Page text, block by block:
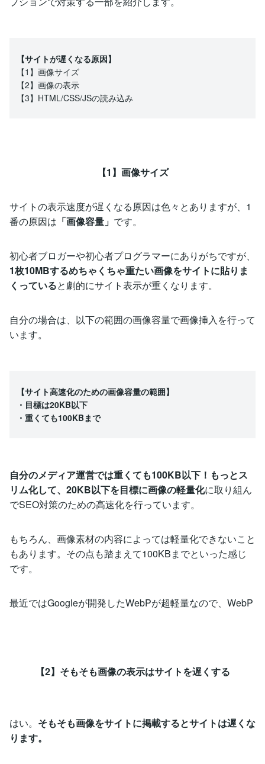
【サイトが遅くなる原因】
【1】画像サイズ
【2】画像の表示
【3】HTML/CSS/JSの読み込み
【1】画像サイズ
サイトの表示速度が遅くなる原因は色々とありますが、1
番の原因は 「画像容量」 です。
初心者ブロガーや初心者プログラマーにありがちですが、
1枚10MBするめちゃくちゃ重たい画像をサイトに貼りま
くっていると劇的にサイト表示が重くなります。
自分の場合は、以下の範囲の画像容量で画像挿入を行って
います。
【サイト高速化のための画像容量の範囲】
・目標は20KB以下
・重くても100KBまで
自分のメディア運営では重くても100KB以下！もっとス
リム化して、20KB以下を目標に画像の軽量化に取り組ん
でSEO対策のための高速化を行っています。
もちろん、画像素材の内容によっては軽量化できないこと
もあります。その点も踏まえて100KBまでといった感じ
です。
最近ではGoogleが開発したWebPが超軽量なので、WebP
【2】そもそも画像の表示はサイトを遅くする
はい。 そもそも画像をサイトに掲載するとサイトは遅くな
ります。